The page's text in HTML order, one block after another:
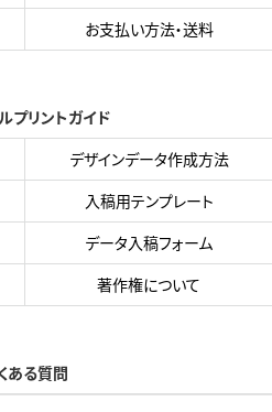
お支払い方法・送料
プリントガイド
デザインデータ作成方法
入稿用テンプレート
データ入稿フォーム
著作権について
ある質問